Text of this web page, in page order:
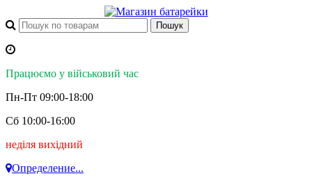
Працюємо у військовий час
Пн-Пт 09:00-18:00
Сб 10:00-16:00
неділя вихідний
Определение...